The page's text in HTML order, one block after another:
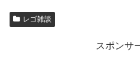
レゴ雑談
スポンサ